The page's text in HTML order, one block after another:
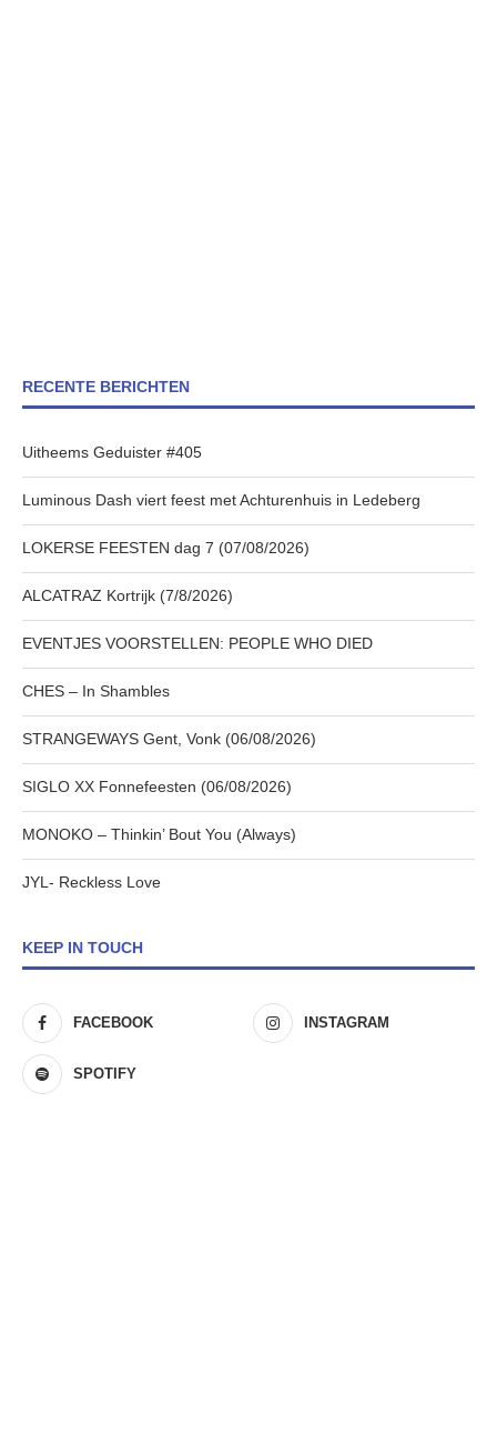
RECENTE BERICHTEN
Uitheems Geduister #405
Luminous Dash viert feest met Achturenhuis in Ledeberg
LOKERSE FEESTEN dag 7 (07/08/2026)
ALCATRAZ Kortrijk (7/8/2026)
EVENTJES VOORSTELLEN: PEOPLE WHO DIED
CHES – In Shambles
STRANGEWAYS Gent, Vonk (06/08/2026)
SIGLO XX Fonnefeesten (06/08/2026)
MONOKO – Thinkin’ Bout You (Always)
JYL- Reckless Love
KEEP IN TOUCH
FACEBOOK INSTAGRAM
SPOTIFY